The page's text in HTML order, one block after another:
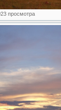
просмотра